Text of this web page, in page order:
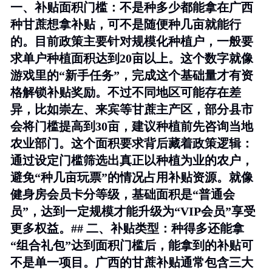
一、补贴面积门槛：不是种多少都能拿在广西
种甘蔗想拿补贴，可不是随便种几亩就能行
的。目前政策主要针对规模化种植户， 一般要
求单户种植面积达到20亩以上。这个数字就像
游戏里的“新手任务”，完成这个基础量才有资
格解锁补贴奖励。不过不同地区可能存在差
异，比如崇左、来宾等甘蔗主产区，部分县市
会将门槛提高到30亩，建议种植前先咨询当地
农业部门。这个面积要求背后藏着政策逻辑：
通过设定门槛筛选出真正以种植为业的农户，
避免“种几亩玩票”的情况占用补贴资源。就像
健身房会员卡分等级，基础面积是“普通会
员”，达到一定规模才能升级为“VIP会员”享受
更多权益。## 二、补贴类型：种得多还能拿
“组合礼包”达到面积门槛后，能拿到的补贴可
不是单一项目。广西的甘蔗补贴通常包含三大